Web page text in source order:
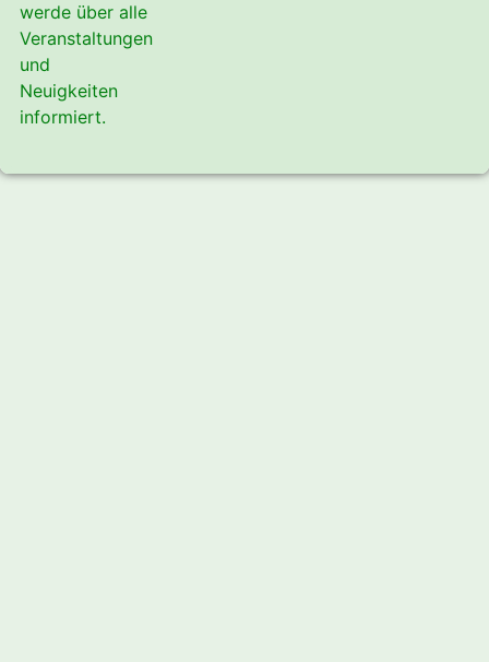
werde über alle
Veranstaltungen
und
Neuigkeiten
informiert.